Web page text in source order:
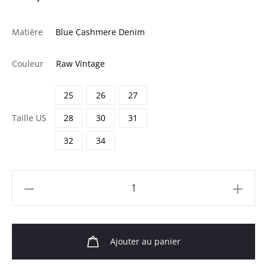
Matière Blue Cashmere Denim
Couleur Raw Vintage
Taille US
25 26
27
28
30
31
32
34
Ajouter au panier